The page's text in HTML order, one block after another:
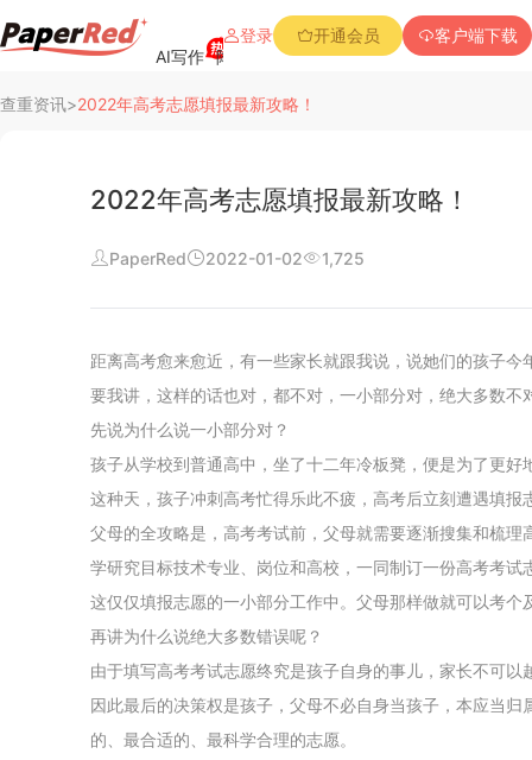
AI写作 降重复率 降Aigc率 免费查重 PPT创作
登录 开通会员 客户端下载
阅读
行业新闻
公司介绍
关于我们
声明
查重资讯>2022年高考志愿填报最新攻略！
2022年高考志愿填报最新攻略！
PaperRed 2022-01-02 1,725
距离高考愈来愈近，有一些家长就跟我说，说她们的孩子
要我讲，这样的话也对，都不对，一小部分对，绝大多数不
先说为什么说一小部分对？
孩子从学校到普通高中，坐了十二年冷板凳，便是为了更
这种天，孩子冲刺高考忙得乐此不疲，高考后立刻遭遇填
父母的全攻略是，高考考试前，父母就需要逐渐搜集和梳
学研究目标技术专业、岗位和高校，一同制订一份高考考试
这仅仅填报志愿的一小部分工作中。父母那样做就可以考个
再讲为什么说绝大多数错误呢？
由于填写高考考试志愿终究是孩子自身的事儿，家长不可
因此最后的决策权是孩子，父母不必自身当孩子，本应当
的、最合适的、最科学合理的志愿。